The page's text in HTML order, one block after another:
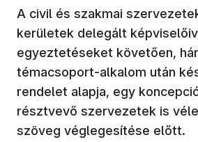
A civil és szakmai
kerületek delegált
egyeztetéseket követően,
témacsoport-alkalom után
rendelet alapja, egy
résztvevő szervezetek is
szöveg véglegesítése előtt.